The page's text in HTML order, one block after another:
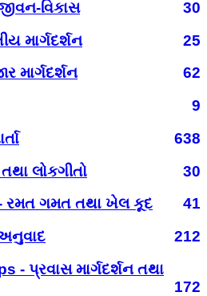
વિકાસ
30
માર્ગદર્શન
25
માર્ગદર્શન
62
9
638
લોકગીતો
30
રમત ગમત તથા ખેલ કૂદ
41
212
- પ્રવાસ માર્ગદર્શન તથા
172